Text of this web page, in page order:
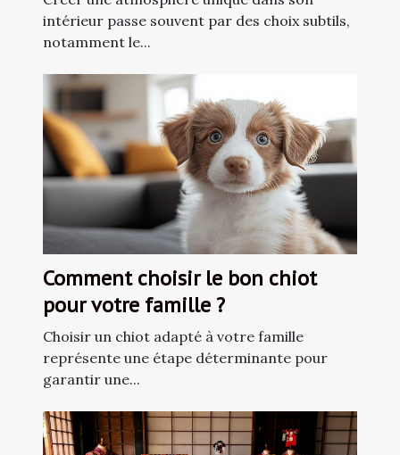
intérieur passe souvent par des choix subtils,
notamment le...
Comment choisir le bon chiot
pour votre famille ?
Choisir un chiot adapté à votre famille
représente une étape déterminante pour
garantir une...